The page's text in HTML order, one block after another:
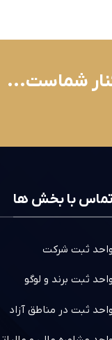
شماست...
تماس با بخش ها
واحد ثبت شرکت
واحد ثبت برند و لوگو
واحد ثبت در مناطق آزاد